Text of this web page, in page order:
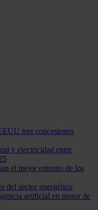
tres concesiones
y electricidad entre
el mejor entorno de los
del sector energético
artificial en motor de